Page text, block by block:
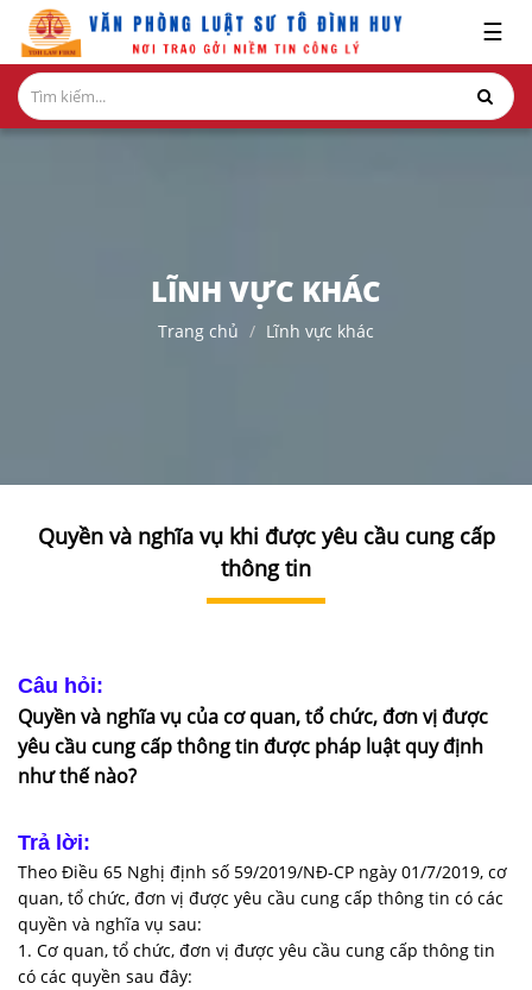
GIỚI
THIỆU
DỊCH
THỦ
TỤC
☰
LĨNH VỰC KHÁC
Trang chủ Lĩnh vực khác
Quyền và nghĩa vụ khi được yêu cầu cung cấp
thông tin
Câu hỏi:
Quyền và nghĩa vụ của cơ quan, tổ chức, đơn vị được
yêu cầu cung cấp thông tin được pháp luật quy định
như thế nào?
Trả lời:
Theo Điều 65 Nghị định số 59/2019/NĐ-CP ngày 01/7/2019, cơ
quan, tổ chức, đơn vị được yêu cầu cung cấp thông tin có các
quyền và nghĩa vụ sau:
1. Cơ quan, tổ chức, đơn vị được yêu cầu cung cấp thông tin
có các quyền sau đây: